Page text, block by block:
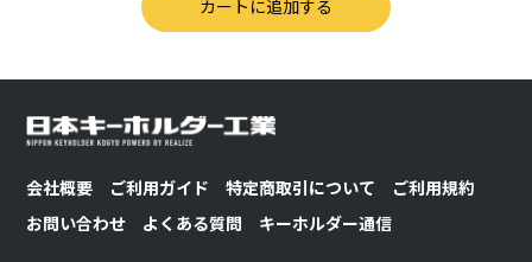
会社概要 ご利用ガイド 特定商取引について
ご利用規約
お問い合わせ
よくある質問 キーホルダー通信